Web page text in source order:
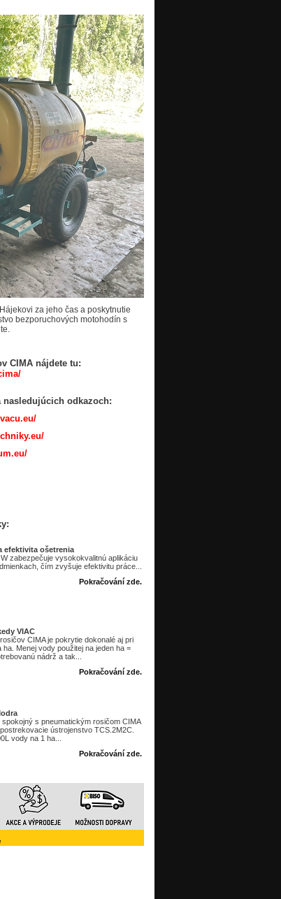
za jeho čas a poskytnutie
bezporuchových motohodín s
CIMA nájdete tu:
odkazoch:
efektivita ošetrenia
zabezpečuje vysokokvalitnú aplikáciu
čím zvyšuje efektivitu práce...
Pokračování zde.
VIAC
CIMA je pokrytie dokonalé aj pri
Menej vody použitej na jeden ha =
nádrž a tak...
Pokračování zde.
s pneumatickým rosičom CIMA
ústrojenstvo TCS.2M2C.
vody na 1 ha...
Pokračování zde.